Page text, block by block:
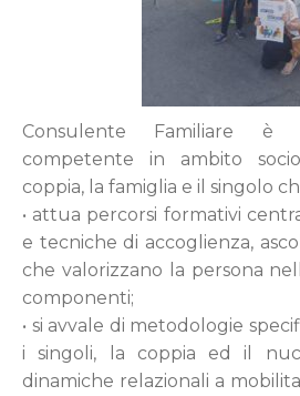
Consulente Familiare è
competente in ambito
coppia, la famiglia e il singolo
• attua percorsi formativi
e tecniche di accoglienza,
che valorizzano la persona
componenti;
• si avvale di metodologie
i singoli, la coppia ed il
dinamiche relazionali a